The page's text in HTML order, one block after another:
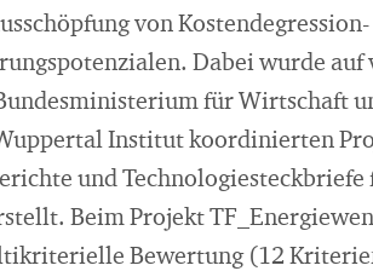
von
Dabei wurde
für Wirtschaft
Institut koordinierten
und
Beim Projekt
Bewertung (12